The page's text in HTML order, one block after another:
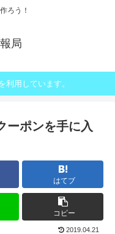
ろう！
局
利用しています。
ーポンを手に入
はてブ
コピー
2019.04.21